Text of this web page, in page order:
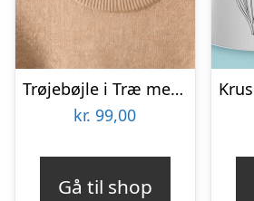
Trøjebøjle i Træ med Gravering – Egen Tekst
kr. 99,00
Gå til shop